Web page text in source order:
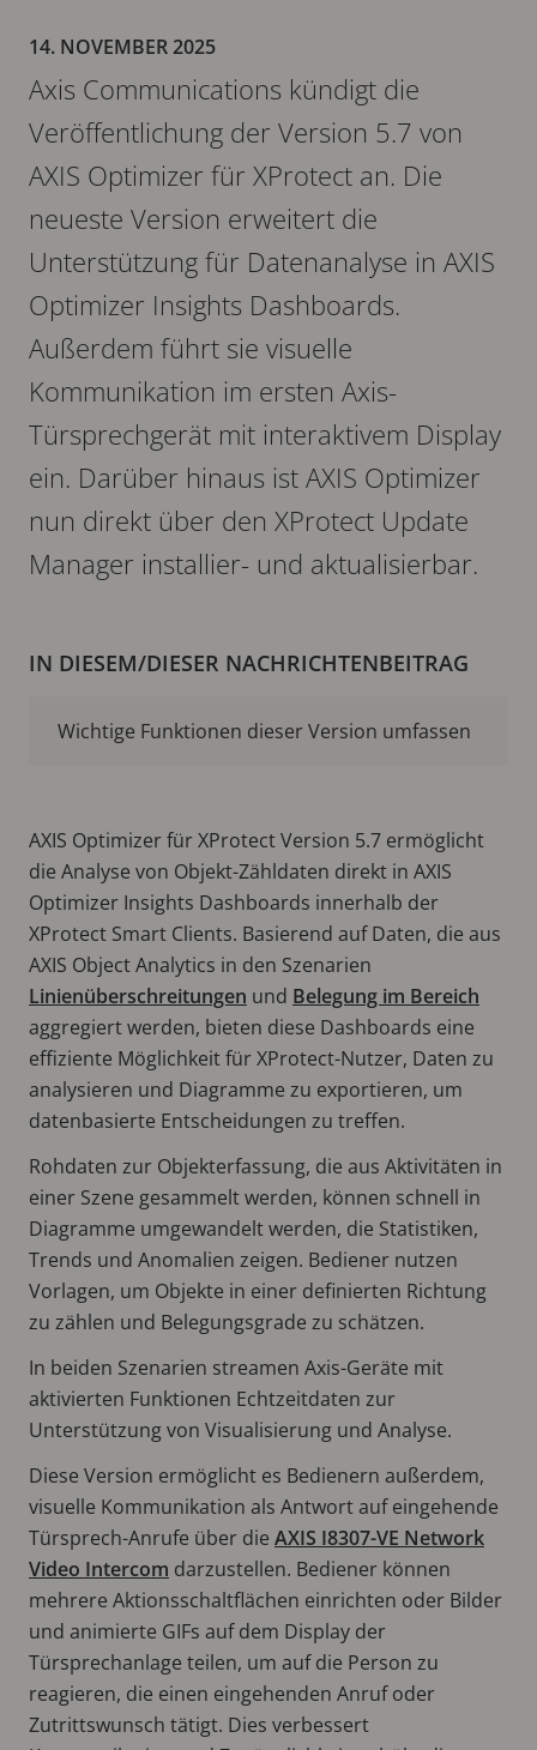
14. NOVEMBER 2025
Axis Communications kündigt die
Veröffentlichung der Version 5.7 von
AXIS Optimizer für XProtect an. Die
neueste Version erweitert die
Unterstützung für Datenanalyse in AXIS
Optimizer Insights Dashboards.
Außerdem führt sie visuelle
Kommunikation im ersten Axis-
Türsprechgerät mit interaktivem Display
ein. Darüber hinaus ist AXIS Optimizer
nun direkt über den XProtect Update
Manager installier- und aktualisierbar.
IN DIESEM/DIESER NACHRICHTENBEITRAG
Wichtige Funktionen dieser Version umfassen
AXIS Optimizer für XProtect Version 5.7 ermöglicht
die Analyse von Objekt-Zähldaten direkt in AXIS
Optimizer Insights Dashboards innerhalb der
XProtect Smart Clients. Basierend auf Daten, die aus
AXIS Object Analytics in den Szenarien
Linienüberschreitungen und Belegung im Bereich
aggregiert werden, bieten diese Dashboards eine
effiziente Möglichkeit für XProtect-Nutzer, Daten zu
analysieren und Diagramme zu exportieren, um
datenbasierte Entscheidungen zu treffen.
Rohdaten zur Objekterfassung, die aus Aktivitäten in
einer Szene gesammelt werden, können schnell in
Diagramme umgewandelt werden, die Statistiken,
Trends und Anomalien zeigen. Bediener nutzen
Vorlagen, um Objekte in einer definierten Richtung
zu zählen und Belegungsgrade zu schätzen.
In beiden Szenarien streamen Axis-Geräte mit
aktivierten Funktionen Echtzeitdaten zur
Unterstützung von Visualisierung und Analyse.
Diese Version ermöglicht es Bedienern außerdem,
visuelle Kommunikation als Antwort auf eingehende
Türsprech-Anrufe über die AXIS I8307-VE Network
Video Intercom darzustellen. Bediener können
mehrere Aktionsschaltflächen einrichten oder Bilder
und animierte GIFs auf dem Display der
Türsprechanlage teilen, um auf die Person zu
reagieren, die einen eingehenden Anruf oder
Zutrittswunsch tätigt. Dies verbessert